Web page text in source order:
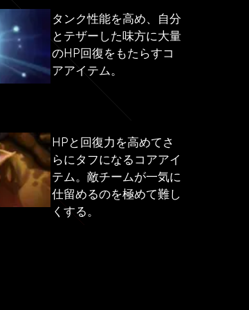
タンク性能を高め、自分
とテザーした味方に大量
のHP回復をもたらすコ
アアイテム。
HPと回復力を高めてさ
らにタフになるコアアイ
テム。敵チームが一気に
仕留めるのを極めて難し
くする。